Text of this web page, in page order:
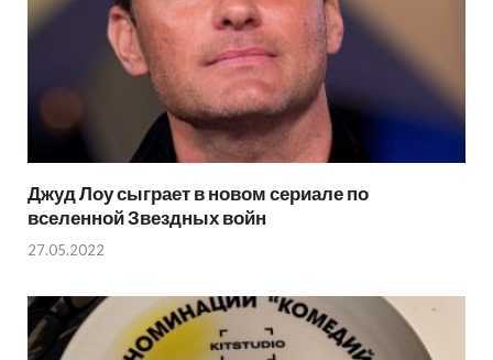
Джуд Лоу сыграет в новом сериале по
вселенной Звездных войн
27.05.2022